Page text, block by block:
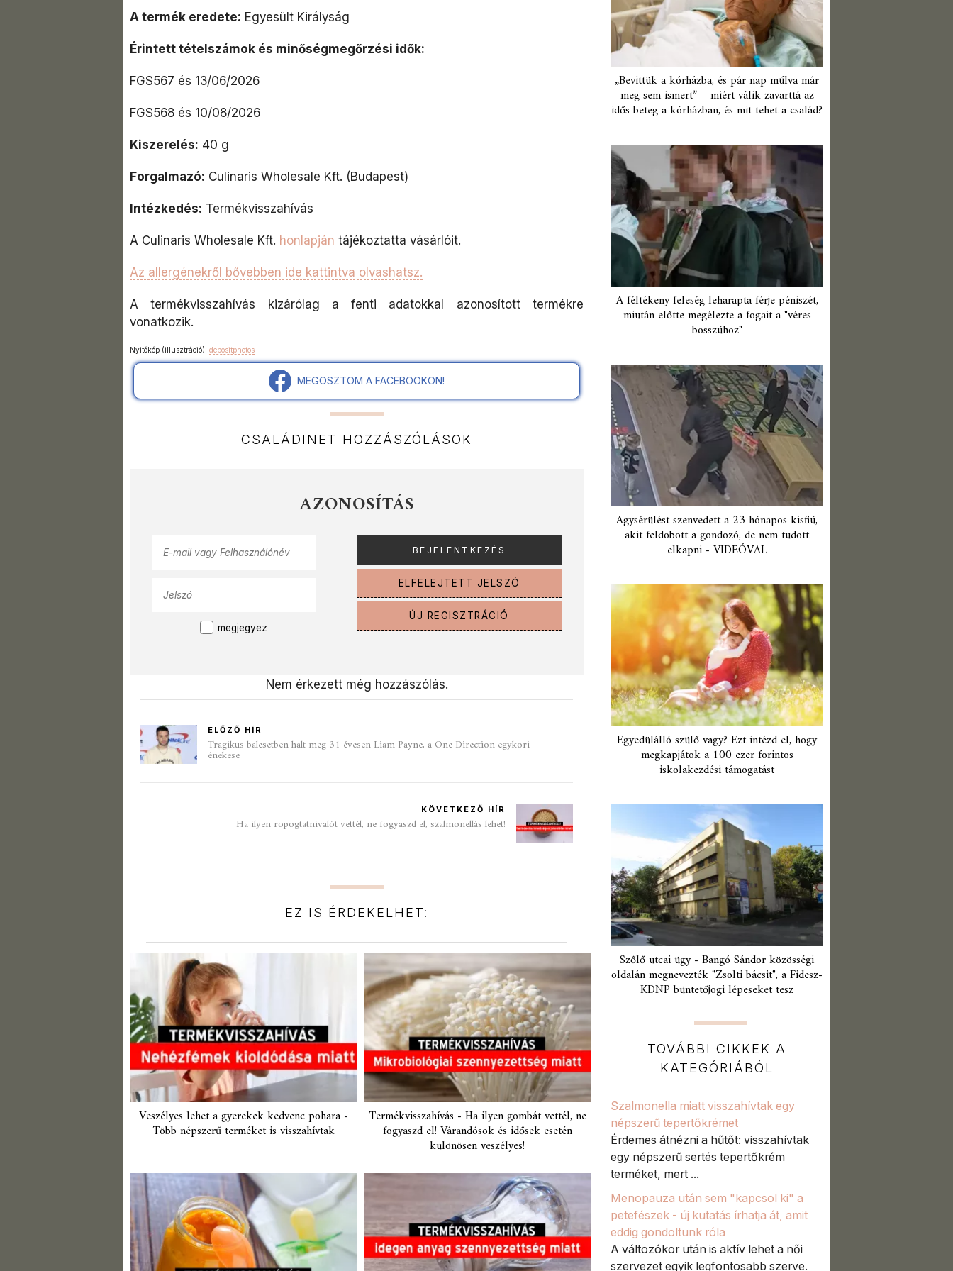
A termék eredete: Egyesült Királyság
Érintett tételszámok és minőségmegőrzési idők:
FGS567 és 13/06/2026
FGS568 és 10/08/2026
Kiszerelés: 40 g
Forgalmazó: Culinaris Wholesale Kft. (Budapest)
Intézkedés: Termékvisszahívás
A Culinaris Wholesale Kft. honlapján tájékoztatta vásárlóit.
Az allergénekről bővebben ide kattintva olvashatsz.
A termékvisszahívás kizárólag a fenti adatokkal azonosított termékre
vonatkozik.
Nyitókép (illusztráció): depositphotos
MEGOSZTOM A FACEBOOKON!
CSALÁDINET HOZZÁSZÓLÁSOK
AZONOSÍTÁS
megjegyez
ELFELEJTETT JELSZÓ
ÚJ REGISZTRÁCIÓ
Nem érkezett még hozzászólás.
ELŐZŐ HÍR
Tragikus balesetben halt meg 31 évesen Liam Payne, a One Direction egykori
énekese
KÖVETKEZŐ HÍR
Ha ilyen ropogtatnivalót vettél, ne fogyaszd el, szalmonellás lehet!
EZ IS ÉRDEKELHET:
Veszélyes lehet a gyerekek kedvenc pohara -
Több népszerű terméket is visszahívtak
Termékvisszahívás - Ha ilyen gombát vettél, ne
fogyaszd el! Várandósok és idősek esetén
különösen veszélyes!
„Bevittük a kórházba, és pár nap múlva már
meg sem ismert” – miért válik zavarttá az
idős beteg a kórházban, és mit tehet a család?
A féltékeny feleség leharapta férje péniszét,
miután előtte megélezte a fogait a "véres
bosszúhoz"
Agysérülést szenvedett a 23 hónapos kisfiú,
akit feldobott a gondozó, de nem tudott
elkapni - VIDEÓVAL
Egyedülálló szülő vagy? Ezt intézd el, hogy
megkapjátok a 100 ezer forintos
iskolakezdési támogatást
Szőlő utcai ügy - Bangó Sándor közösségi
oldalán megnevezték "Zsolti bácsit", a Fidesz-
KDNP büntetőjogi lépeseket tesz
TOVÁBBI CIKKEK A
KATEGÓRIÁBÓL
Szalmonella miatt visszahívtak egy
népszerű tepertőkrémet
Érdemes átnézni a hűtőt: visszahívtak
egy népszerű sertés tepertőkrém
terméket, mert ...
Menopauza után sem "kapcsol ki" a
petefészek - új kutatás írhatja át, amit
eddig gondoltunk róla
A változókor után is aktív lehet a női
szervezet egyik legfontosabb szerve.